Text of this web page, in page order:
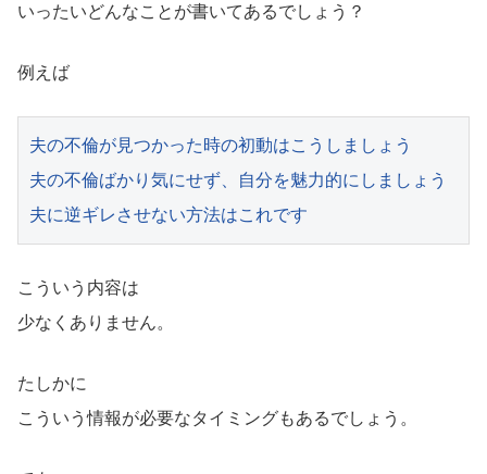
いったいどんなことが書いてあるでしょう？
例えば
夫の不倫が見つかった時の初動はこうしましょう
夫の不倫ばかり気にせず、自分を魅力的にしましょう
夫に逆ギレさせない方法はこれです
こういう内容は
少なくありません。
たしかに
こういう情報が必要なタイミングもあるでしょう。